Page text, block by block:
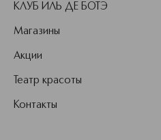
КЛУБ ИЛЬ ДЕ БОТЭ
Магазины
Акции
Театр красоты
Контакты